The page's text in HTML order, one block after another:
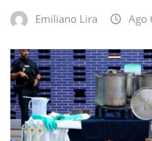
Emiliano Lira Ago